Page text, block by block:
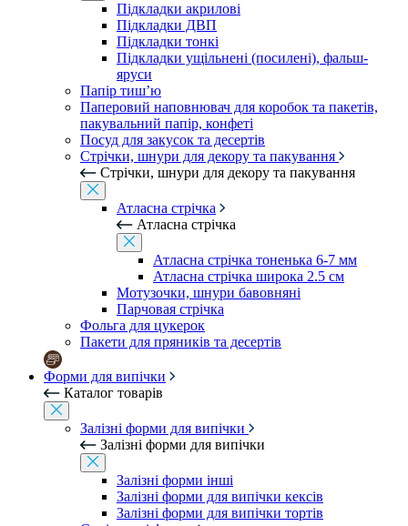
Підкладки акрилові
Підкладки ДВП
Підкладки тонкі
Підкладки ущільнені (посилені), фальш-
яруси
Папір тиш’ю
Паперовий наповнювач для коробок та пакетів,
пакувальний папір, конфеті
Посуд для закусок та десертів
Стрічки, шнури для декору та пакування
Стрічки, шнури для декору та пакування
Атласна стрічка
Атласна стрічка
Атласна стрічка тоненька 6-7 мм
Атласна стрічка широка 2.5 см
Мотузочки, шнури бавовняні
Парчовая стрічка
Фольга для цукерок
Пакети для пряників та десертів
Форми для випічки
Каталог товарів
Залізні форми для випічки
Залізні форми для випічки
Залізні форми інші
Залізні форми для випічки кексів
Залізні форми для випічки тортів